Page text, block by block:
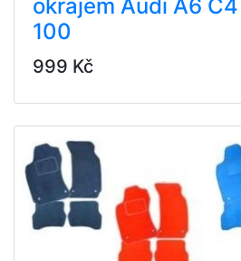
okrajem Audi A6
100
999 Kč